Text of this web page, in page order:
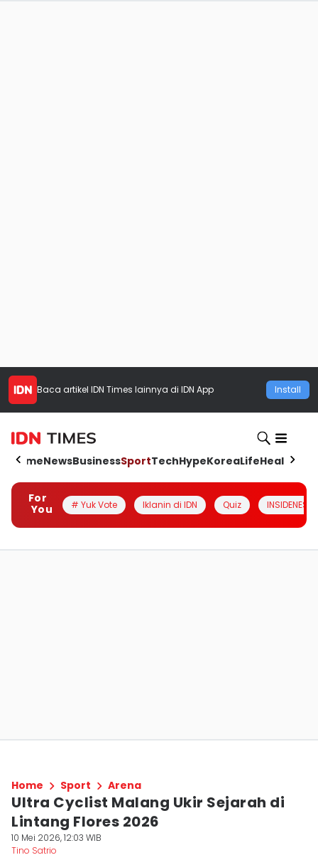
Baca artikel IDN Times lainnya di IDN App Install
HomeNewsBusinessSportTechHypeKoreaLifeHealth
For
You
# Yuk Vote Iklanin di IDN Quiz INSIDENESIA
Home Sport Arena
Ultra Cyclist Malang Ukir Sejarah di
Lintang Flores 2026
10 Mei 2026, 12:03 WIB
Tino Satrio